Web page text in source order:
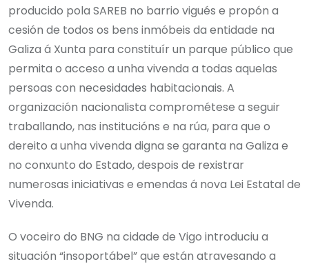
producido pola SAREB no barrio vigués e propón a
cesión de todos os bens inmóbeis da entidade na
Galiza á Xunta para constituír un parque público que
permita o acceso a unha vivenda a todas aquelas
persoas con necesidades habitacionais. A
organización nacionalista comprométese a seguir
traballando, nas institucións e na rúa, para que o
dereito a unha vivenda digna se garanta na Galiza e
no conxunto do Estado, despois de rexistrar
numerosas iniciativas e emendas á nova Lei Estatal de
Vivenda.
O voceiro do BNG na cidade de Vigo introduciu a
situación “insoportábel” que están atravesando a